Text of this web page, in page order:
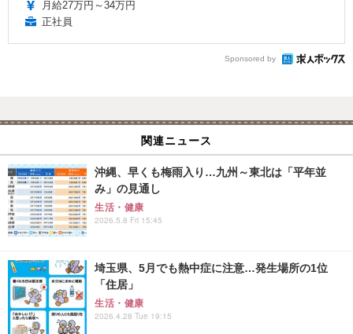
月給27万円～34万円
正社員
Sponsored by
関連ニュース
沖縄、早くも梅雨入り…九州～東北は「平年並
み」の見通し
生活・健康
2026.5.8 Fri 15:45
埼玉県、5月でも熱中症に注意…発生場所の1位
「住居」
生活・健康
2026.4.28 Tue 19:15